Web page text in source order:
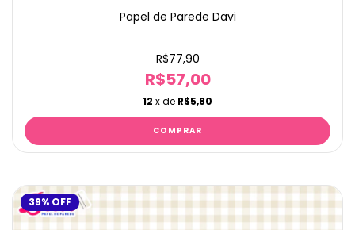
Papel de Parede Davi
R$77,90
R$57,00
12 x de R$5,80
39% OFF